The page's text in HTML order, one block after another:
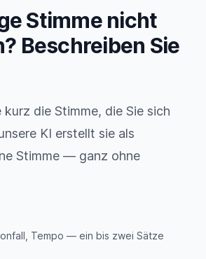
Stimme nicht
Beschreiben Sie
kurz die Stimme, die Sie sich
KI erstellt sie als
Stimme — ganz ohne
Tempo — ein bis zwei Sätze